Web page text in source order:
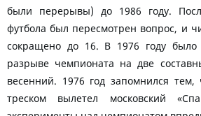
были перерывы) до 1986 году.
футбола был пересмотрен вопрос, и
сокращено до 16. В 1976 году
разрыве чемпионата на две
весенний. 1976 год запомнился
треском вылетел московский